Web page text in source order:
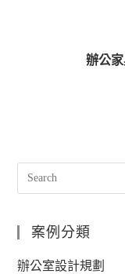
辦公
案例分類
辦公室設計規劃